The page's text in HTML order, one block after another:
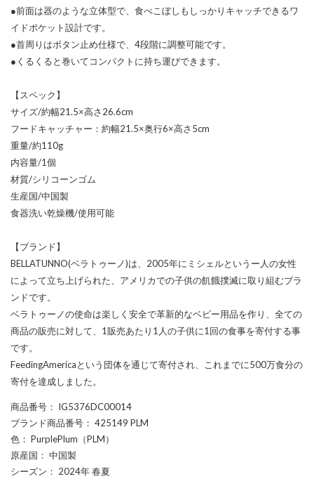
●前面は器のような立体型で、食べこぼしもしっかりキャッチできるワ
イドポケット設計です。
●首周りはボタン止め仕様で、4段階に調整可能です。
●くるくると巻いてコンパクトに持ち運びできます。
【スペック】
サイズ/約幅21.5×高さ26.6cm
フードキャッチャー：約幅21.5×奥行6×高さ5cm
重量/約110g
内容量/1個
材質/シリコーンゴム
生産国/中国製
食器洗い乾燥機/使用可能
【ブランド】
BELLATUNNO(ベラトゥーノ)は、2005年にミシェルというー人の女性
によって立ち上げられた、アメリカでの子供の飢餓撲滅に取り組むブラ
ンドです。
ベラトゥーノの使命は楽しく安全で革新的なベビー用品を作り、全ての
商品の販売に対して、1販売あたり1人の子供に1回の食事を寄付する事
です。
FeedingAmericaという団体を通じて寄付され、これまでに500万食分の
寄付を達成しました。
商品番号 ： IG5376DC00014
ブランド商品番号 ： 425149 PLM
色 ： PurplePlum（PLM）
原産国 ： 中国製
シーズン ： 2024年 春夏